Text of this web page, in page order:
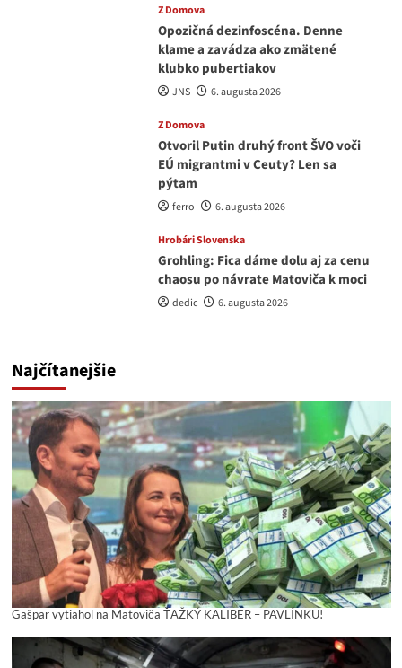
Z Domova
Opozičná dezinfoscéna. Denne
klame a zavádza ako zmätené
klubko pubertiakov
JNS 6. augusta 2026
Z Domova
Otvoril Putin druhý front ŠVO voči
EÚ migrantmi v Ceuty? Len sa
pýtam
ferro 6. augusta 2026
Hrobári Slovenska
Grohling: Fica dáme dolu aj za cenu
chaosu po návrate Matoviča k moci
dedic 6. augusta 2026
Najčítanejšie
Gašpar vytiahol na Matoviča ŤAŽKÝ KALIBER – PAVLÍNKU!